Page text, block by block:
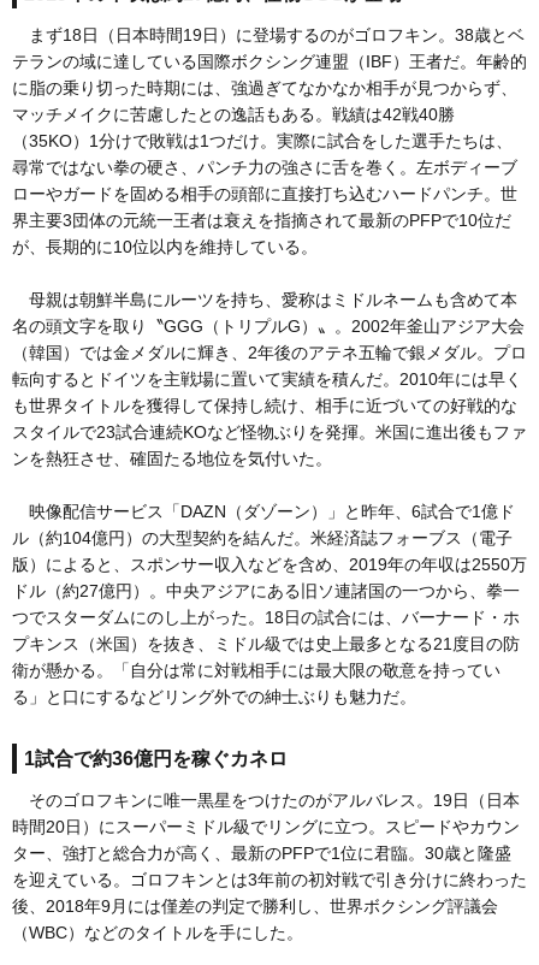
まず18日（日本時間19日）に登場するのがゴロフキン。38歳とベ
テランの域に達している国際ボクシング連盟（IBF）王者だ。年齢的
に脂の乗り切った時期には、強過ぎてなかなか相手が見つからず、
マッチメイクに苦慮したとの逸話もある。戦績は42戦40勝
（35KO）1分けで敗戦は1つだけ。実際に試合をした選手たちは、
尋常ではない拳の硬さ、パンチ力の強さに舌を巻く。左ボディーブ
ローやガードを固める相手の頭部に直接打ち込むハードパンチ。世
界主要3団体の元統一王者は衰えを指摘されて最新のPFPで10位だ
が、長期的に10位以内を維持している。
母親は朝鮮半島にルーツを持ち、愛称はミドルネームも含めて本
名の頭文字を取り〝GGG（トリプルG）〟。2002年釜山アジア大会
（韓国）では金メダルに輝き、2年後のアテネ五輪で銀メダル。プロ
転向するとドイツを主戦場に置いて実績を積んだ。2010年には早く
も世界タイトルを獲得して保持し続け、相手に近づいての好戦的な
スタイルで23試合連続KOなど怪物ぶりを発揮。米国に進出後もファ
ンを熱狂させ、確固たる地位を気付いた。
映像配信サービス「DAZN（ダゾーン）」と昨年、6試合で1億ド
ル（約104億円）の大型契約を結んだ。米経済誌フォーブス（電子
版）によると、スポンサー収入などを含め、2019年の年収は2550万
ドル（約27億円）。中央アジアにある旧ソ連諸国の一つから、拳一
つでスターダムにのし上がった。18日の試合には、バーナード・ホ
プキンス（米国）を抜き、ミドル級では史上最多となる21度目の防
衛が懸かる。「自分は常に対戦相手には最大限の敬意を持ってい
る」と口にするなどリング外での紳士ぶりも魅力だ。
1試合で約36億円を稼ぐカネロ
そのゴロフキンに唯一黒星をつけたのがアルバレス。19日（日本
時間20日）にスーパーミドル級でリングに立つ。スピードやカウン
ター、強打と総合力が高く、最新のPFPで1位に君臨。30歳と隆盛
を迎えている。ゴロフキンとは3年前の初対戦で引き分けに終わった
後、2018年9月には僅差の判定で勝利し、世界ボクシング評議会
（WBC）などのタイトルを手にした。